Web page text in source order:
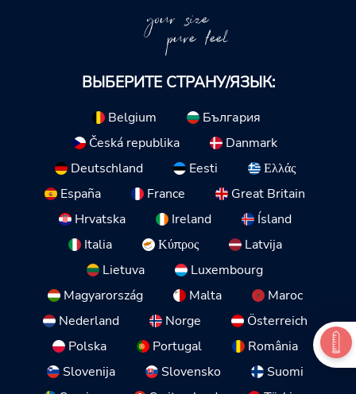
your size
pure feel
ВЫБЕРИТЕ СТРАНУ/ЯЗЫК:
Belgium
България
Česká republika
Danmark
Deutschland
Eesti
Ελλάς
España
France
Great Britain
Hrvatska
Ireland
Ísland
Italia
Κύπρος
Latvija
Lietuva
Luxembourg
Magyarország
Malta
Maroc
Nederland
Norge
Österreich
Polska
Portugal
România
Slovenija
Slovensko
Suomi